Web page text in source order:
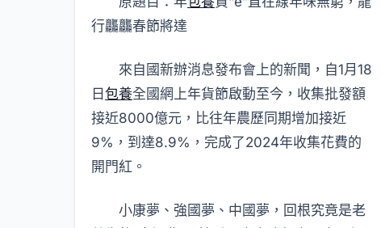
行龘龘春節將達
來自國新辦消息發布會上的新聞，自1月18
日 包養全國網上年貨節啟動至今，收集批發額
接近8000億元，比往年農歷同期增加接近
9%，到達8.9%，完成了2024年收集花費的
開門紅。
小康夢、強國夢、中國夢，回根究竟是老